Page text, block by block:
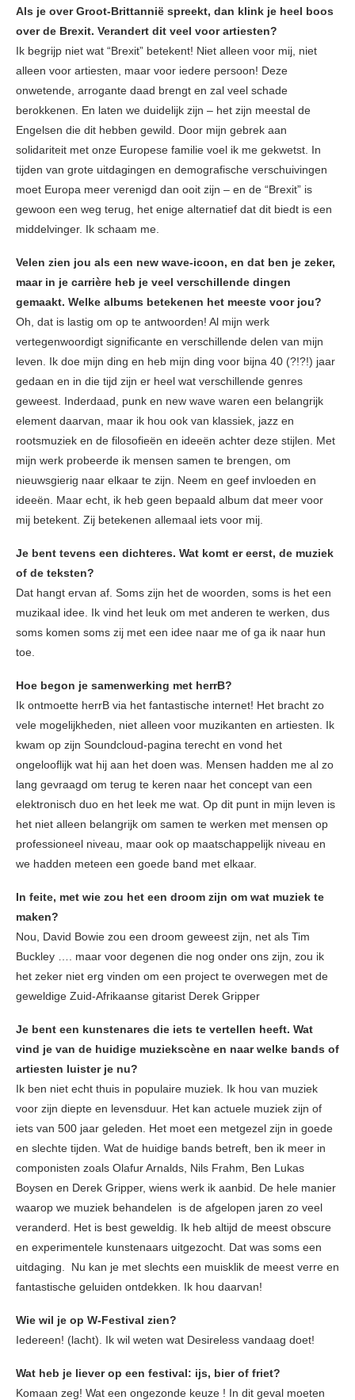
Als je over Groot-Brittannië spreekt, dan klink je heel boos
over de Brexit. Verandert dit veel voor artiesten?
Ik begrijp niet wat “Brexit” betekent! Niet alleen voor mij, niet
alleen voor artiesten, maar voor iedere persoon! Deze
onwetende, arrogante daad brengt en zal veel schade
berokkenen. En laten we duidelijk zijn – het zijn meestal de
Engelsen die dit hebben gewild. Door mijn gebrek aan
solidariteit met onze Europese familie voel ik me gekwetst. In
tijden van grote uitdagingen en demografische verschuivingen
moet Europa meer verenigd dan ooit zijn – en de “Brexit” is
gewoon een weg terug, het enige alternatief dat dit biedt is een
middelvinger. Ik schaam me.
Velen zien jou als een new wave-icoon, en dat ben je zeker,
maar in je carrière heb je veel verschillende dingen
gemaakt. Welke albums betekenen het meeste voor jou?
Oh, dat is lastig om op te antwoorden! Al mijn werk
vertegenwoordigt significante en verschillende delen van mijn
leven. Ik doe mijn ding en heb mijn ding voor bijna 40 (?!?!) jaar
gedaan en in die tijd zijn er heel wat verschillende genres
geweest. Inderdaad, punk en new wave waren een belangrijk
element daarvan, maar ik hou ook van klassiek, jazz en
rootsmuziek en de filosofieën en ideeën achter deze stijlen. Met
mijn werk probeerde ik mensen samen te brengen, om
nieuwsgierig naar elkaar te zijn. Neem en geef invloeden en
ideeën. Maar echt, ik heb geen bepaald album dat meer voor
mij betekent. Zij betekenen allemaal iets voor mij.
Je bent tevens een dichteres. Wat komt er eerst, de muziek
of de teksten?
Dat hangt ervan af. Soms zijn het de woorden, soms is het een
muzikaal idee. Ik vind het leuk om met anderen te werken, dus
soms komen soms zij met een idee naar me of ga ik naar hun
toe.
Hoe begon je samenwerking met herrB?
Ik ontmoette herrB via het fantastische internet! Het bracht zo
vele mogelijkheden, niet alleen voor muzikanten en artiesten. Ik
kwam op zijn Soundcloud-pagina terecht en vond het
ongelooflijk wat hij aan het doen was. Mensen hadden me al zo
lang gevraagd om terug te keren naar het concept van een
elektronisch duo en het leek me wat. Op dit punt in mijn leven is
het niet alleen belangrijk om samen te werken met mensen op
professioneel niveau, maar ook op maatschappelijk niveau en
we hadden meteen een goede band met elkaar.
In feite, met wie zou het een droom zijn om wat muziek te
maken?
Nou, David Bowie zou een droom geweest zijn, net als Tim
Buckley …. maar voor degenen die nog onder ons zijn, zou ik
het zeker niet erg vinden om een project te overwegen met de
geweldige Zuid-Afrikaanse gitarist Derek Gripper
Je bent een kunstenares die iets te vertellen heeft. Wat
vind je van de huidige muziekscène en naar welke bands of
artiesten luister je nu?
Ik ben niet echt thuis in populaire muziek. Ik hou van muziek
voor zijn diepte en levensduur. Het kan actuele muziek zijn of
iets van 500 jaar geleden. Het moet een metgezel zijn in goede
en slechte tijden. Wat de huidige bands betreft, ben ik meer in
componisten zoals Olafur Arnalds, Nils Frahm, Ben Lukas
Boysen en Derek Gripper, wiens werk ik aanbid. De hele manier
waarop we muziek behandelen is de afgelopen jaren zo veel
veranderd. Het is best geweldig. Ik heb altijd de meest obscure
en experimentele kunstenaars uitgezocht. Dat was soms een
uitdaging. Nu kan je met slechts een muisklik de meest verre en
fantastische geluiden ontdekken. Ik hou daarvan!
Wie wil je op W-Festival zien?
Iedereen! (lacht). Ik wil weten wat Desireless vandaag doet!
Wat heb je liever op een festival: ijs, bier of friet?
Komaan zeg! Wat een ongezonde keuze ! In dit geval moeten